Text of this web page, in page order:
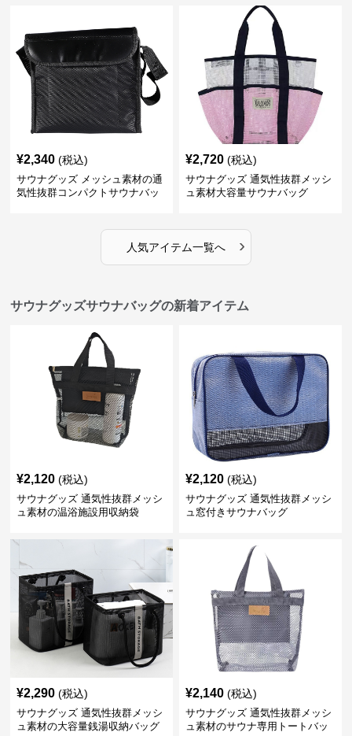
¥2,340 (税込)
サウナグッズ メッシュ素材の通
気性抜群コンパクトサウナバッ
¥2,720 (税込)
サウナグッズ 通気性抜群メッシ
ュ素材大容量サウナバッグ
人気アイテム一覧へ ›
サウナグッズサウナバッグの新着アイテム
¥2,120 (税込)
サウナグッズ 通気性抜群メッシ
ュ素材の温浴施設用収納袋
¥2,120 (税込)
サウナグッズ 通気性抜群メッシ
ュ窓付きサウナバッグ
¥2,290 (税込)
サウナグッズ 通気性抜群メッシ
ュ素材の大容量銭湯収納バッグ
¥2,140 (税込)
サウナグッズ 通気性抜群メッシ
ュ素材のサウナ専用トートバッ